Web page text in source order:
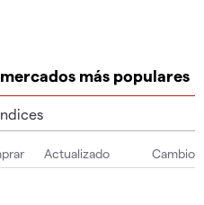
más populares